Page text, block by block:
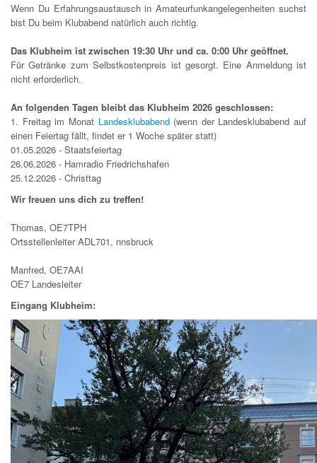
Wenn Du Erfahrungsaustausch in Amateurfunkangelegenheiten suchst
bist Du beim Klubabend natürlich auch richtig.
Das Klubheim ist zwischen 19:30 Uhr und ca. 0:00 Uhr geöffnet.
Für Getränke zum Selbstkostenpreis ist gesorgt. Eine Anmeldung ist
nicht erforderlich.
An folgenden Tagen bleibt das Klubheim 2026 geschlossen:
1. Freitag im MonatLandesklubabend(wenn der Landesklubabend auf
einen Feiertag fällt, findet er 1 Woche später statt)
01.05.2026 - Staatsfeiertag
26.06.2026 - Hamradio Friedrichshafen
25.12.2026 - Christtag
Wir freuen uns dich zu treffen!
Thomas, OE7TPH
Ortsstellenleiter ADL701, nnsbruck
Manfred, OE7AAI
OE7 Landesleiter
Eingang Klubheim: